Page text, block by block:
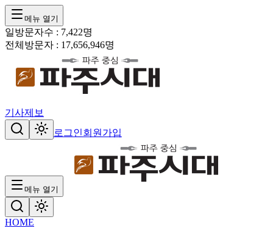
메뉴 열기
일방문자수 : 7,422명
전체방문자 : 17,656,946명
기사제보
로그인회원가입
메뉴 열기
HOME